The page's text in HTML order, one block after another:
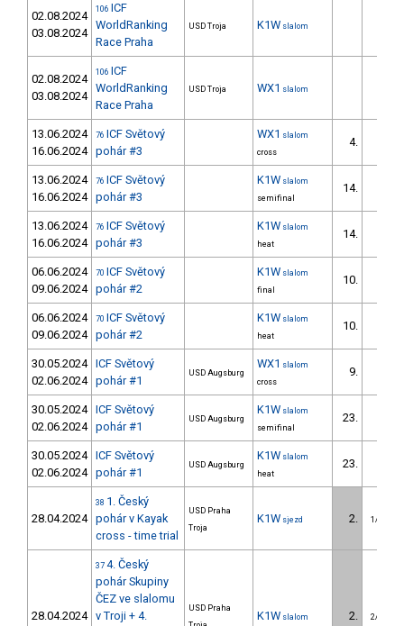
02.08.2024
03.08.2024
106 ICF
WorldRanking
Race Praha
USD Troja K1W slalom
02.08.2024
03.08.2024
106 ICF
WorldRanking
Race Praha
USD Troja WX1 slalom
13.06.2024
16.06.2024
76 ICF Světový
pohár #3
WX1 slalom
cross
4.
13.06.2024
16.06.2024
76 ICF Světový
pohár #3
K1W slalom
semifinal
14.
13.06.2024
16.06.2024
76 ICF Světový
pohár #3
K1W slalom
heat
14.
06.06.2024
09.06.2024
70 ICF Světový
pohár #2
K1W slalom
final
10.
06.06.2024
09.06.2024
70 ICF Světový
pohár #2
K1W slalom
heat
10.
30.05.2024
02.06.2024
ICF Světový
pohár #1
USD Augsburg
WX1 slalom
cross
9.
30.05.2024
02.06.2024
ICF Světový
pohár #1
USD Augsburg
K1W slalom
semifinal
23.
30.05.2024
02.06.2024
ICF Světový
pohár #1
USD Augsburg
K1W slalom
heat
23.
28.04.2024
38 1. Český
pohár v Kayak
cross - time trial
USD Praha
Troja
K1W sjezd 2. 1/U23
28.04.2024
37 4. Český
pohár Skupiny
ČEZ ve slalomu
v Troji + 4.
USD Praha
K1W slalom 2. 2/U23